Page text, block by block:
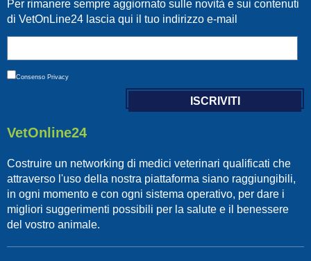
Per rimanere sempre aggiornato sulle novità e sui contenuti
di VetOnLine24 lascia qui il tuo indirizzo e-mail
Consenso Privacy
VetOnline24
Costruire un networking di medici veterinari qualificati che
attraverso l'uso della nostra piattaforma siano raggiungibili,
in ogni momento e con ogni sistema operativo, per dare i
migliori suggerimenti possibili per la salute e il benessere
del vostro animale.